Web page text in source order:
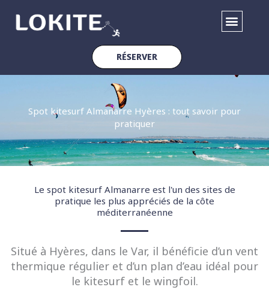
RÉSERVER
Spot kitesurf Almanarre Hyères : tout savoir pour
pratiquer
Le spot kitesurf Almanarre est l'un des sites de
pratique les plus appréciés de la côte
méditerranéenne
Situé à Hyères, dans le Var, il bénéficie d’un vent
thermique régulier et d’un plan d’eau idéal pour
le kitesurf et le wingfoil.